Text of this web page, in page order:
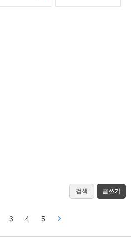
검색 글쓰기
3 4 5